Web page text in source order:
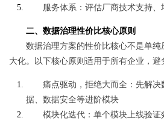
服务体系：评估厂商技术支持
二、数据治理性价比核心原则
数据治理方案的性价比核心不是单
大化。以下核心原则适用于所有企业，避
痛点驱动，拒绝大而全：先解
据、数据安全等进阶模块
模块化迭代：单个模块上线验